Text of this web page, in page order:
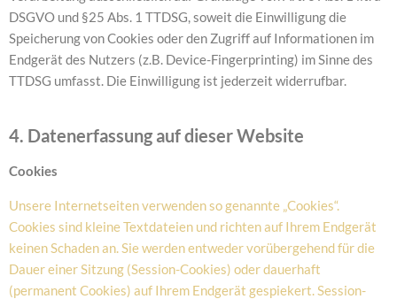
DSGVO und §25 Abs. 1 TTDSG, soweit die Einwilligung die
Speicherung von Cookies oder den Zugriff auf Informationen im
Endgerät des Nutzers (z.B. Device-Fingerprinting) im Sinne des
TTDSG umfasst. Die Einwilligung ist jederzeit widerrufbar.
4. Datenerfassung auf dieser Website
Cookies
Unsere Internetseiten verwenden so genannte „Cookies“.
Cookies sind kleine Textdateien und richten auf Ihrem Endgerät
keinen Schaden an. Sie werden entweder vorübergehend für die
Dauer einer Sitzung (Session-Cookies) oder dauerhaft
(permanent Cookies) auf Ihrem Endgerät gespiekert. Session-